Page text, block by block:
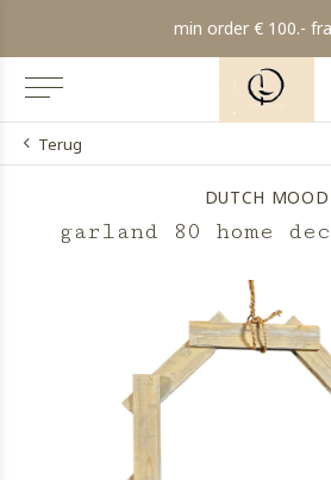
min order € 100.-
Terug
DUTCH MOOD
garland 80 home